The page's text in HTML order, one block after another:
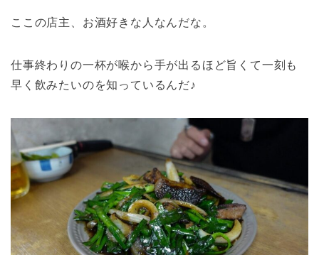
ここの店主、お酒好きな人なんだな。
仕事終わりの一杯が喉から手が出るほど旨くて一刻も
早く飲みたいのを知っているんだ♪